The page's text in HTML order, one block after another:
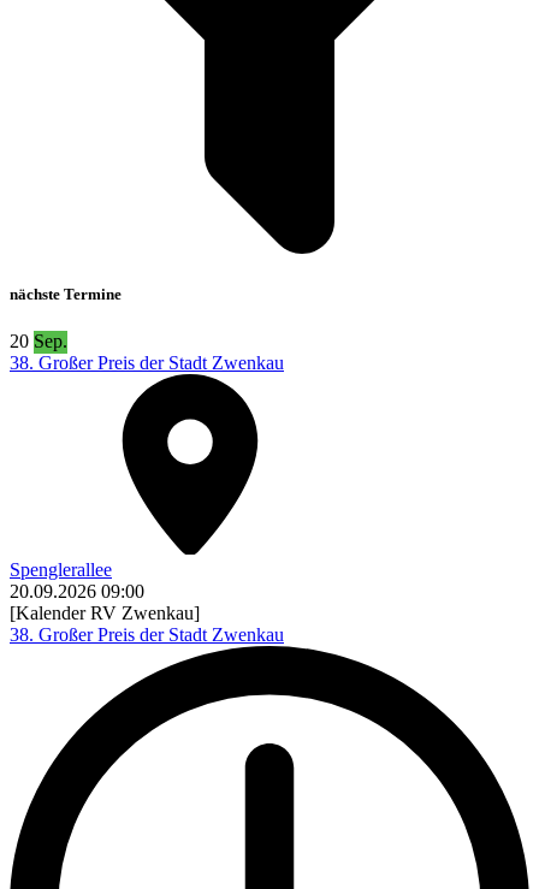
nächste Termine
20 Sep.
38. Großer Preis der Stadt Zwenkau
Spenglerallee
20.09.2026 09:00
[Kalender RV Zwenkau]
38. Großer Preis der Stadt Zwenkau